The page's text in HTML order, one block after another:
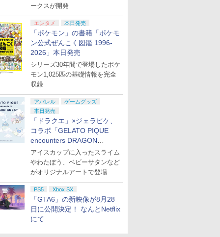
ークスが開発
エンタメ 本日発売
「ポケモン」の書籍「ポケモ
ン公式ぜんこく図鑑 1996-
2026」本日発売
シリーズ30年間で登場したポケ
モン1,025匹の基礎情報を完全
収録
アパレル
ゲームグッズ
本日発売
「ドラクエ」×ジェラピケ、
コラボ「GELATO PIQUE
encounters DRAGON
QUEST」第2弾が本日発売
アイスカップに入ったスライム
やわたぼう、ベビーサタンなど
がオリジナルアートで登場
PS5 Xbox SX
「GTA6」の新映像が8月28
日に公開決定！ なんとNetflix
にて